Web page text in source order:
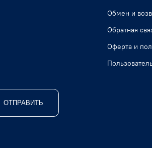
Обмен и
Обратная
Оферта и
ОТПРАВИТЬ